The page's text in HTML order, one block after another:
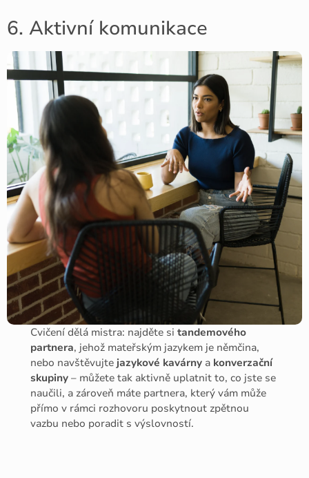
6. Aktivní komunikace
Cvičení dělá mistra: najděte sitandemového
partnera, jehož mateřským jazykem je němčina,
nebo navštěvujte jazykové kavárny a konverzační
skupiny – můžete tak aktivně uplatnit to, co jste se
naučili, a zároveň máte partnera, který vám může
přímo v rámci rozhovoru poskytnout zpětnou
vazbu nebo poradit s výslovností.